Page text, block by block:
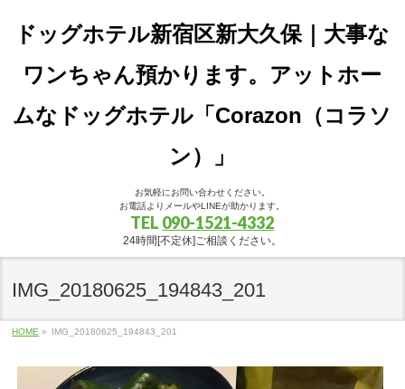
ドッグホテル新宿区新大久保｜大事な
ワンちゃん預かります。アットホー
ムなドッグホテル「Corazon（コラソ
ン）」
お気軽にお問い合わせください。
お電話よりメールやLINEが助かります。
TEL 090-1521-4332
24時間[不定休]ご相談ください。
IMG_20180625_194843_201
HOME » IMG_20180625_194843_201